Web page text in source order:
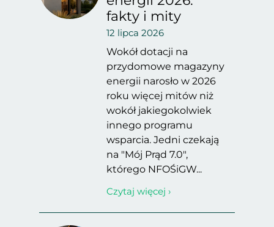
fakty i mity
12 lipca 2026
Wokół dotacji na
przydomowe magazyny
energii narosło w 2026
roku więcej mitów niż
wokół jakiegokolwiek
innego programu
wsparcia. Jedni czekają
na "Mój Prąd 7.0",
którego NFOŚiGW...
Czytaj więcej ›